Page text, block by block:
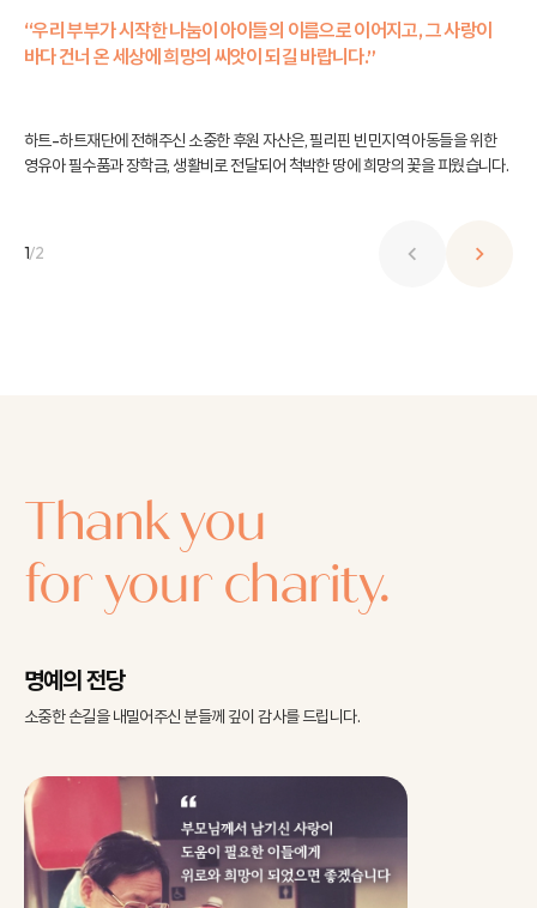
“우리 부부가 시작한 나눔이 아이들의 이름으로 이어지고,그 사랑이
바다 건너 온 세상에 희망의 씨앗이 되길 바랍니다.”
하트-하트재단에 전해주신 소중한 후원 자산은, 필리핀 빈민지역 아동들을 위한
영유아 필수품과 장학금, 생활비로 전달되어 척박한 땅에 희망의 꽃을 피웠습니다.
1/2
Thank you
for your charity.
명예의 전당
소중한 손길을 내밀어주신 분들께 깊이 감사를 드립니다.